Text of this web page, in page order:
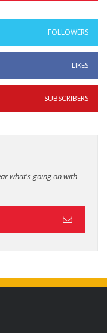
FOLLOWERS
LIKES
SUBSCRIBERS
what's going on with